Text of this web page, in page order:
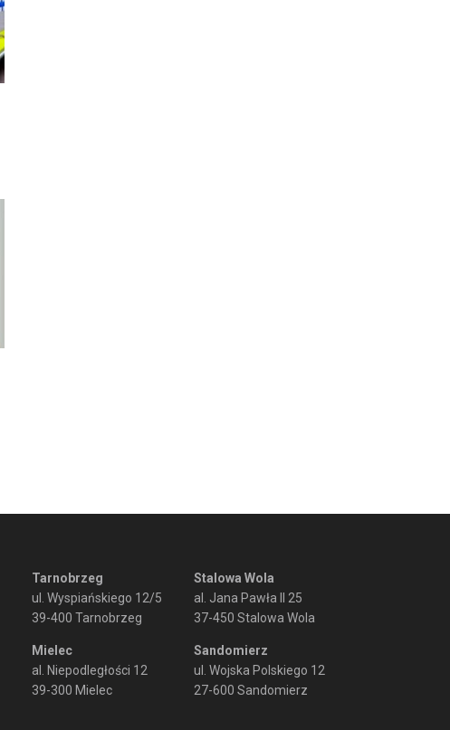
Tarnobrzeg
ul. Wyspiańskiego 12/5
39-400 Tarnobrzeg
Mielec
al. Niepodległości 12
39-300 Mielec
Stalowa Wola
al. Jana Pawła II 25
37-450 Stalowa Wola
Sandomierz
ul. Wojska Polskiego 12
27-600 Sandomierz